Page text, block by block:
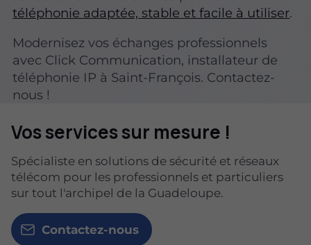
téléphonie adaptée, stable et facile à utiliser.
Modernisez vos échanges professionnels
avec Click Communication, installateur de
téléphonie IP à Saint-François. Contactez-
nous !
Vos services sur mesure !
Spécialiste en solutions de sécurité et réseaux
télécom pour les professionnels et particuliers
sur tout l'archipel de la Guadeloupe.
Contactez-nous